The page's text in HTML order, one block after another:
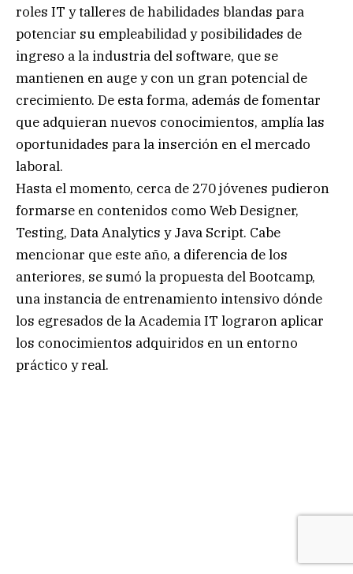
roles IT y talleres de habilidades blandas para
potenciar su empleabilidad y posibilidades de
ingreso a la industria del software, que se
mantienen en auge y con un gran potencial de
crecimiento. De esta forma, además de fomentar
que adquieran nuevos conocimientos, amplía las
oportunidades para la inserción en el mercado
laboral.
Hasta el momento, cerca de 270 jóvenes pudieron
formarse en contenidos como Web Designer,
Testing, Data Analytics y Java Script. Cabe
mencionar que este año, a diferencia de los
anteriores, se sumó la propuesta del Bootcamp,
una instancia de entrenamiento intensivo dónde
los egresados de la Academia IT lograron aplicar
los conocimientos adquiridos en un entorno
práctico y real.